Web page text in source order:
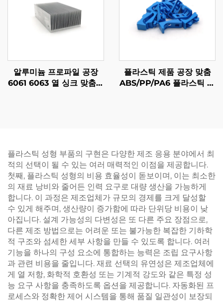
알루미늄 프로파일 공장
6061 6063 열 싱크 맞춤형
플라스틱 제품 공장 맞춤
ABS/PP/PA6 플라스틱 주
플라스틱 성형 부품의 구현은 다양한 제조 응용 분야에서 최
적의 선택이 될 수 있는 여러 매력적인 이점을 제공합니다.
첫째, 플라스틱 성형의 비용 효율성이 돋보이며, 이는 최소한
의 재료 낭비와 줄어든 인력 요구로 대량 생산을 가능하게
합니다. 이 과정은 제조업체가 규모의 경제를 크게 달성할
수 있게 해주며, 생산량이 증가함에 따라 단위당 비용이 낮
아집니다. 설계 가능성의 다변성은 또 다른 주요 장점으로,
다른 제조 방법으로는 어려운 또는 불가능한 복잡한 기하학
적 구조와 섬세한 세부 사항을 만들 수 있도록 합니다. 여러
기능을 하나의 구성 요소에 통합하는 능력은 조립 요구사항
과 관련 비용을 줄입니다. 재료 선택의 유연성은 제조업체에
게 열 저항, 화학적 호환성 또는 기계적 강도와 같은 특정 성
능 요구 사항을 충족하도록 옵션을 제공합니다. 자동화된 프
로세스와 정확한 제어 시스템을 통해 품질 일관성이 보장되